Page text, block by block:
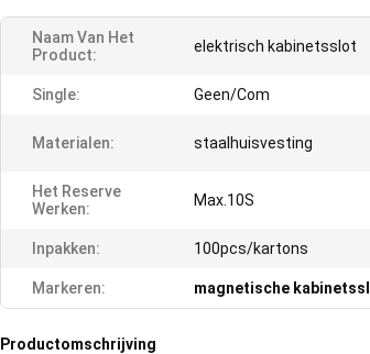
Naam Van Het
Product:
elektrisch kabinetsslot
Single: Geen/Com
Materialen: staalhuisvesting
Het Reserve
Werken:
Max.10S
Inpakken: 100pcs/kartons
Markeren: magnetische
Productomschrijving